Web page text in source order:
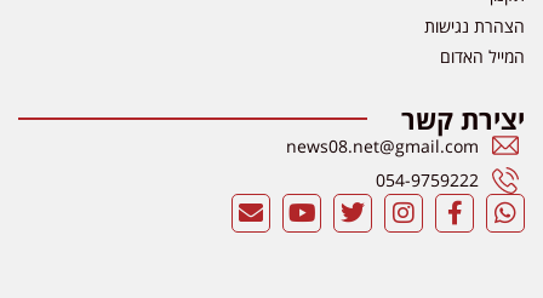
הצהרת נגישות
המייל האדום
יצירת קשר
news08.net@gmail.com
054-9759222